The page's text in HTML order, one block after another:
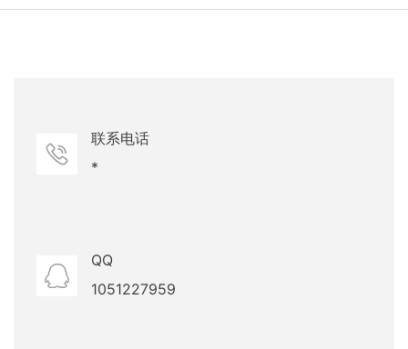
联系电话
*
QQ
1051227959